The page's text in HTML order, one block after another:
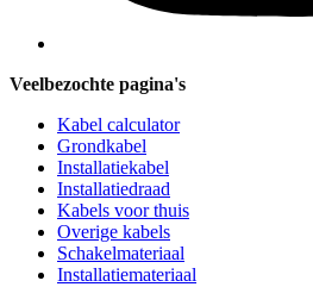
Veelbezochte pagina's
Kabel calculator
Grondkabel
Installatiekabel
Installatiedraad
Kabels voor thuis
Overige kabels
Schakelmateriaal
Installatiemateriaal